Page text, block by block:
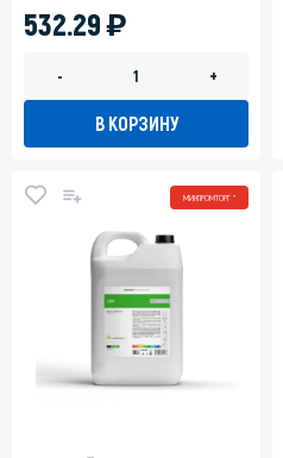
532.29)
- +
В КОРЗИНУ
МИНПРОМТОРГ *